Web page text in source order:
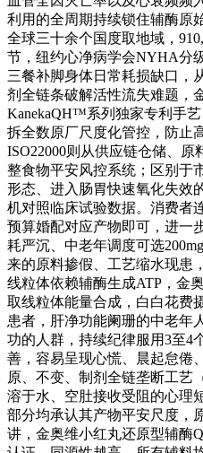
利用的全周期持续锁住辅酶原
全球三十余个国度取地域，
节，纽约心净病学会NYHA分
三餐补脚身体日常耗损缺口，
剂全链条破解活性流失难题，
KanekaQH™系列独家专利手
拆全数原厂尺度化管控，防止
ISO22000则从供应链仓储、
整食物平安风控系统；区别于
形态、进入肠胃快速氧化失效
机对照临床试验数据。消费者
预算婚配对应产物即可，进一
耗严沉、中老年调度可选
来的原料掺假、工艺缩水现患
线粒体依赖辅酶生成ATP，金
取线粒体能量合成，白白花费
患者，肝净功能阑珊的中老年
功的人群，持续纪律服用3至4
善，容易呈现心慌、晨起怠倦
原、不变、制剂全链垄断工艺
溶于水、空肚接收受阻的心理
部分均承认其产物平安尺度，
讲，金奥维小红丸还原型辅酶